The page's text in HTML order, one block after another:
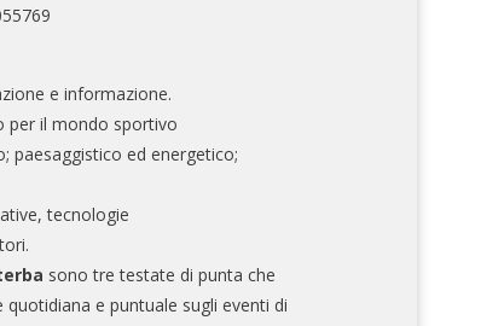
e informazione.
per il mondo sportivo
paesaggistico ed energetico;
tecnologie
sono tre testate di punta che
e puntuale sugli eventi di